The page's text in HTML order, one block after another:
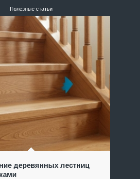
Полезные статьи
деревянных лестниц